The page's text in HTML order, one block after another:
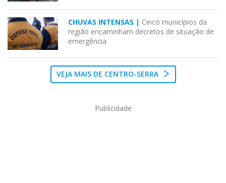
CHUVAS INTENSAS | Cinco municípios da
região encaminham decretos de situação de
emergência
VEJA MAIS DE CENTRO-SERRA
Publicidade